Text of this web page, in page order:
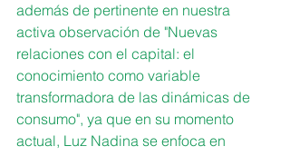
además de pertinente en nuestra
activa observación de "Nuevas
relaciones con el capital: el
conocimiento como variable
transformadora de las dinámicas de
consumo", ya que en su momento
actual, Luz Nadina se enfoca en